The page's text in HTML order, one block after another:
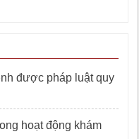
được pháp luật quy
hoạt động khám